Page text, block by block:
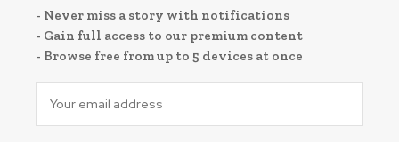
- Never miss a story with notifications
- Gain full access to our premium content
- Browse free from up to 5 devices at once